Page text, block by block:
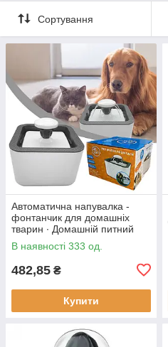
Сортування
Автоматична напувалка -
фонтанчик для домашніх
тварин ∙ Домашній питний
фонтан із чашею для котів та
собак Pet Water FOUNTAIN
В наявності 333 од.
482,85 ₴
Купити